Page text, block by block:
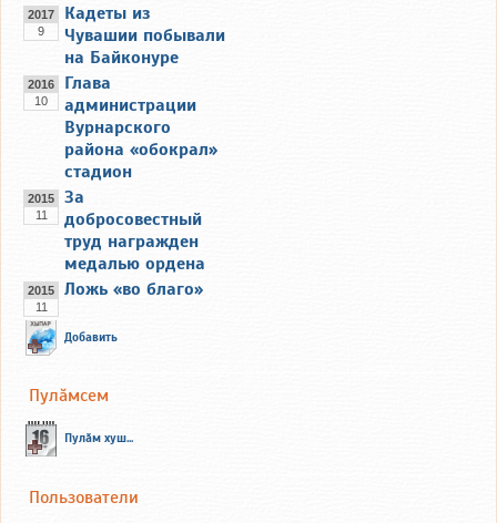
2017
9
Кадеты из
Чувашии побывали
на Байконуре
2016
10
Глава
администрации
Вурнарского
района «обокрал»
стадион
2015
11
За
добросовестный
труд награжден
медалью ордена
2015
11
Ложь «во благо»
Добавить
Пулăмсем
Пулăм хуш...
Пользователи